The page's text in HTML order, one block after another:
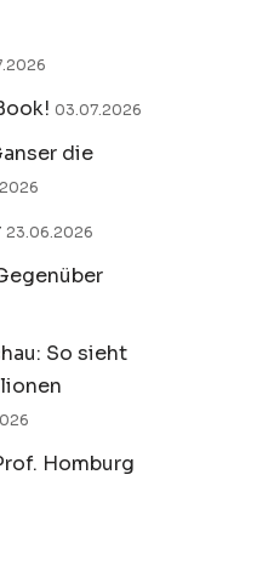
03.07.2026
die
23.06.2026
So sieht
Homburg